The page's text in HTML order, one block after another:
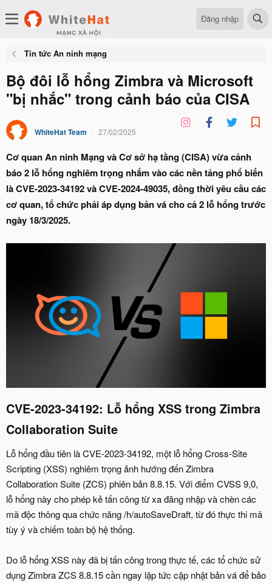
Đăng nhập
Tin tức An ninh mạng
Bộ đôi lỗ hổng Zimbra và Microsoft
"bị nhắc" trong cảnh báo của CISA
WhiteHat Team 27/02/2025
Cơ quan An ninh Mạng và Cơ sở hạ tầng (CISA) vừa cảnh
báo 2 lỗ hổng nghiêm trọng nhắm vào các nền tảng phổ biến
là CVE-2023-34192 và CVE-2024-49035, đồng thời yêu cầu các
cơ quan, tổ chức phải áp dụng bản vá cho cả 2 lỗ hổng trước
ngày 18/3/2025.
CVE-2023-34192: Lỗ hổng XSS trong Zimbra
Collaboration Suite
Lỗ hổng đầu tiên là CVE-2023-34192, một lỗ hổng Cross-Site
Scripting (XSS) nghiêm trọng ảnh hướng đến Zimbra
Collaboration Suite (ZCS) phiên bản 8.8.15. Với điểm CVSS 9,0,
lỗ hổng này cho phép kẻ tấn công từ xa đăng nhập và chèn các
mã độc thông qua chức năng /h/autoSaveDraft, từ đó thực thi mã
tùy ý và chiếm toàn bộ hệ thống.
Do lỗ hổng XSS này đã bị tấn công trong thực tế, các tổ chức sử
dụng Zimbra ZCS 8.8.15 cần ngay lập tức cập nhật bản vá để bảo